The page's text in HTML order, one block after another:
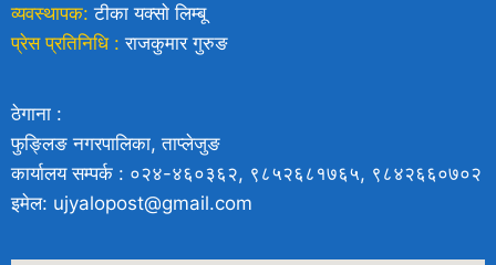
व्यवस्थापक: टीका यक्साे लिम्बू
प्रेस प्रतिनिधि : राजकुमार गुरुङ
ठेगाना :
फुङ्लिङ नगरपालिका, ताप्लेजुङ
कार्यालय सम्पर्क : ०२४-४६०३६२, ९८५२६८१७६५, ९८४२६६०७०२
इमेल: ujyalopost@gmail.com